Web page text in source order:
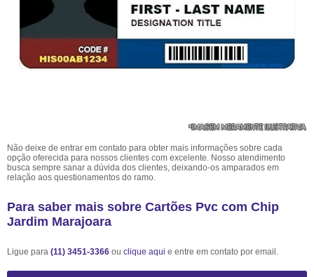
Não deixe de entrar em contato para obter mais informações sobre cada
opção oferecida para nossos clientes com excelente. Nosso atendimento
busca sempre sanar a dúvida dos clientes, deixando-os amparados em
relação aos questionamentos do ramo.
Para saber mais sobre Cartões Pvc com Chip
Jardim Marajoara
Ligue para (11) 3451-3366 ou clique aqui e entre em contato por email.